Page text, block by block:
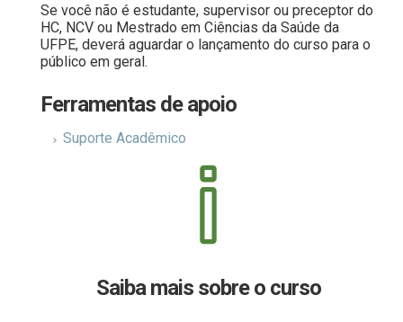
Se você não é estudante, supervisor ou preceptor do
HC, NCV ou Mestrado em Ciências da Saúde da
UFPE, deverá aguardar o lançamento do curso para o
público em geral.
Ferramentas de apoio
Suporte Acadêmico
Saiba mais sobre o curso